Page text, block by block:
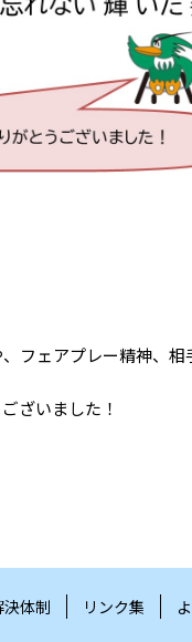
フェアプレー精神、相
ざいました！
体制 リンク集